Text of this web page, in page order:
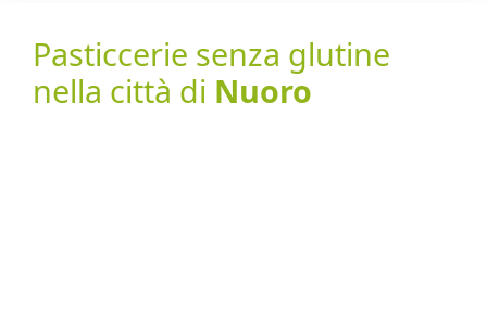
Pasticcerie senza glutine
nella città di Nuoro